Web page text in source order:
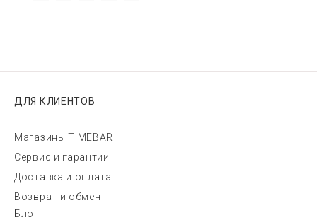
ДЛЯ КЛИЕНТОВ
Магазины TIMEBAR
Сервис и гарантии
Доставка и оплата
Возврат и обмен
Блог